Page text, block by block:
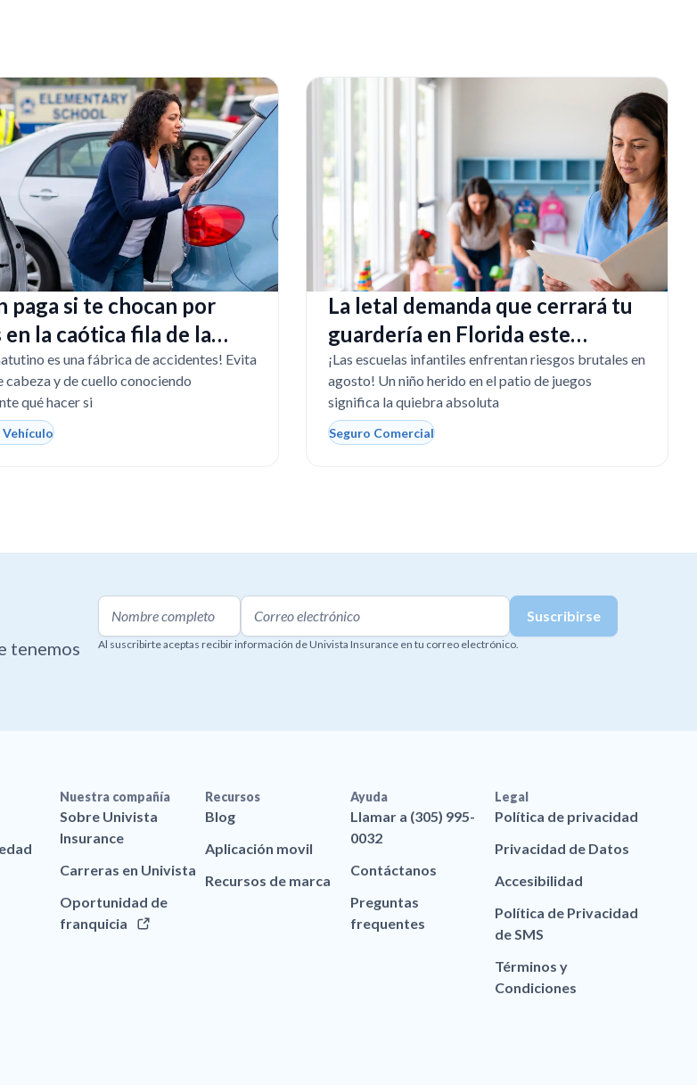
paga si te chocan por
la caótica fila de la
en Florida?
es una fábrica de accidentes! Evita
cabeza y de cuello conociendo
qué hacer si
Vehículo
La letal demanda que cerrará tu
guardería en Florida este
regreso a clases
¡Las escuelas infantiles enfrentan riesgos brutales en
agosto! Un niño herido en el patio de juegos
significa la quiebra absoluta
Seguro Comercial
tenemos
Al suscribirte aceptas recibir información de Univista Insurance en tu correo electrónico.
Nuestra compañía
Sobre Univista
Insurance
Carreras en Univista
Oportunidad de
franquicia
Recursos
Blog
Aplicación movil
Recursos de marca
Ayuda
Llamar a (305) 995-
0032
Contáctanos
Preguntas
frequentes
Legal
Política de privacidad
Privacidad de Datos
Accesibilidad
Política de Privacidad
de SMS
Términos y
Condiciones